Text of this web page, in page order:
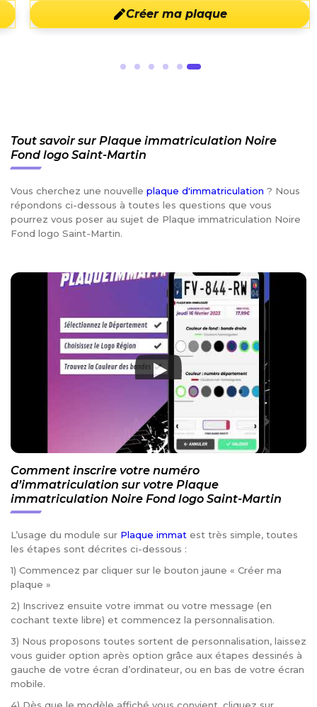
Créer ma plaque
Tout savoir sur Plaque immatriculation Noire
Fond logo Saint-Martin
Vous cherchez une nouvelle plaque d'immatriculation ? Nous
répondons ci-dessous à toutes les questions que vous
pourrez vous poser au sujet de Plaque immatriculation Noire
Fond logo Saint-Martin.
Comment inscrire votre numéro
d’immatriculation sur votre Plaque
immatriculation Noire Fond logo Saint-Martin
L’usage du module sur Plaque immat est très simple, toutes
les étapes sont décrites ci-dessous :
1) Commencez par cliquer sur le bouton jaune « Créer ma
plaque »
2) Inscrivez ensuite votre immat ou votre message (en
cochant texte libre) et commencez la personnalisation.
3) Nous proposons toutes sortent de personnalisation, laissez
vous guider option après option grâce aux étapes dessinés à
gauche de votre écran d’ordinateur, ou en bas de votre écran
mobile.